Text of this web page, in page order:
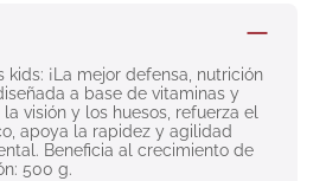
kids: ¡La mejor defensa, nutrición
a base de vitaminas y
visión y los huesos, refuerza el
apoya la rapidez y agilidad
Beneficia al crecimiento de
500 g.